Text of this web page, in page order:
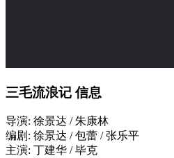
三毛流浪记 信息
导演: 徐景达 / 朱康林
编剧: 徐景达 / 包蕾 / 张乐平
主演: 丁建华 / 毕克